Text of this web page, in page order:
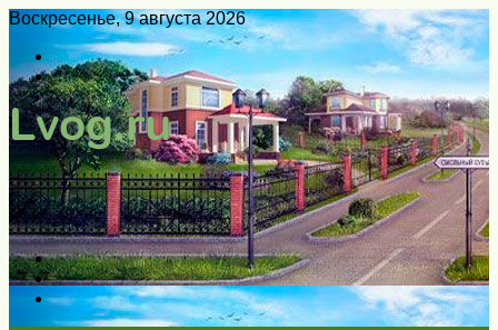
Воскресенье, 9 августа 2026
Войти
Switch
skin
Меню
Искать
Switch
skin